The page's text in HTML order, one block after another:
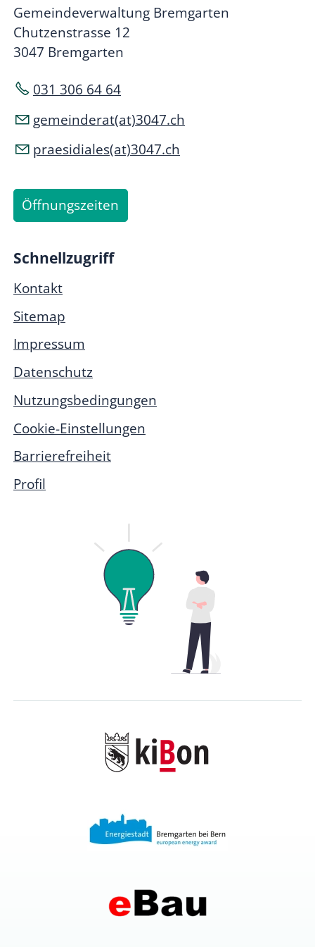
Gemeindeverwaltung Bremgarten
Chutzenstrasse 12
3047 Bremgarten
031 306 64 64
gemeinderat(at)3047.ch
praesidiales(at)3047.ch
Öffnungszeiten
Schnellzugriff
Kontakt
Sitemap
Impressum
Datenschutz
Nutzungsbedingungen
Cookie-Einstellungen
Barrierefreiheit
Profil